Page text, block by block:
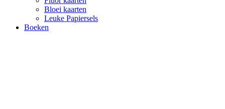
Bloei kaarten
Leuke Papiersels
Boeken